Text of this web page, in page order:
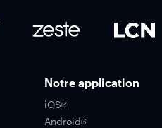
Notre application
iOS
Android